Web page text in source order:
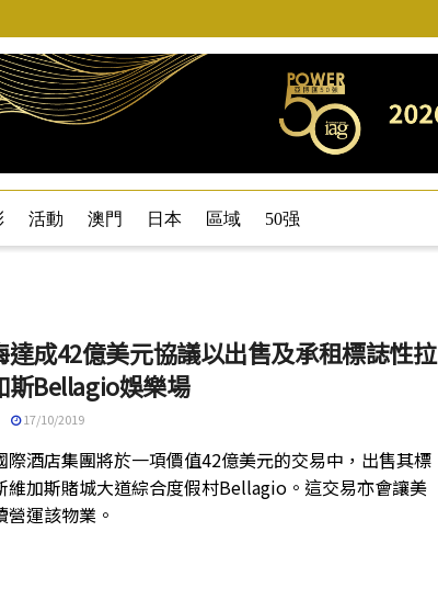
活動 澳門 日本 區域 50强
達成42億美元協議以出售及承租標誌性拉
斯Bellagio娛樂場
17/10/2019
際酒店集團將於一項價值42億美元的交易中，出售其標
維加斯賭城大道綜合度假村Bellagio。這交易亦會讓美
營運該物業。